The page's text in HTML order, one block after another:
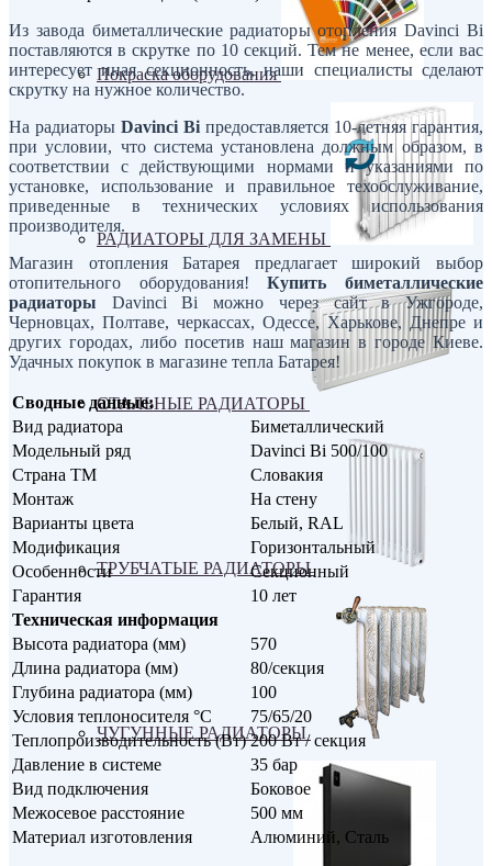
Покраска оборудования
РАДИАТОРЫ ДЛЯ ЗАМЕНЫ
СТАЛЬНЫЕ РАДИАТОРЫ
ТРУБЧАТЫЕ РАДИАТОРЫ
ЧУГУННЫЕ РАДИАТОРЫ
Из завода биметаллические радиаторы отопления Davinci Bi
поставляются в скрутке по 10 секций. Тем не менее, если вас
интересует иная секционность, наши специалисты сделают
скрутку на нужное количество.
На радиаторы Davinci Bi предоставляется 10-летняя гарантия,
при условии, что система установлена должным образом, в
соответствии с действующими нормами и указаниями по
установке, использование и правильное техобслуживание,
приведенные в технических условиях использования
производителя.
Магазин отопления Батарея предлагает широкий выбор
отопительного оборудования!Купить биметаллические
радиаторы Davinci Bi можно через сайт в Ужгороде,
Черновцах, Полтаве, черкассах, Одессе, Харькове, Днепре и
других городах, либо посетив наш магазин в городе Киеве.
Удачных покупок в магазине тепла Батарея!
Сводные данные:
Вид радиатора
Биметаллический
Модельный ряд
Davinci Bi 500/100
Страна ТМ
Словакия
Монтаж
На стену
Варианты цвета
Белый, RAL
Модификация
Горизонтальный
Особенности
Секционный
Гарантия
10 лет
Техническая информация
Высота радиатора (мм)
570
Длина радиатора (мм)
80/секция
Глубина радиатора (мм)
100
Условия теплоносителя °С
75/65/20
Теплопроизводительность (Вт) 200 Вт / секция
Давление в системе
35 бар
Вид подключения
Боковое
Межосевое расстояние
500 мм
Материал изготовления
Алюминий, Сталь